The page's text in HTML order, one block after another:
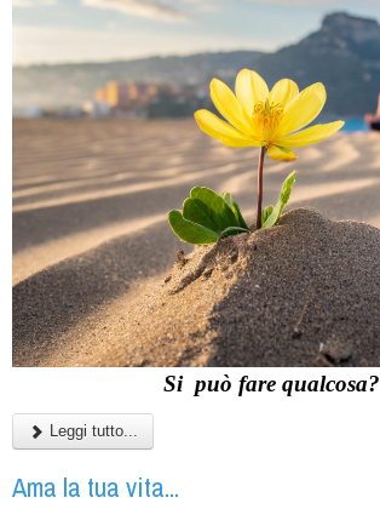
Si può fare qualcosa?
Leggi tutto...
Ama la tua vita...